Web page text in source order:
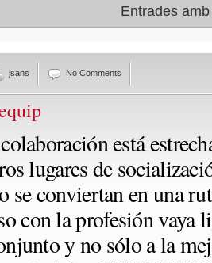
Entrades amb
jsans No Comments
está
lugares de
se conviertan en una
con la profesión vaya
y no sólo a la